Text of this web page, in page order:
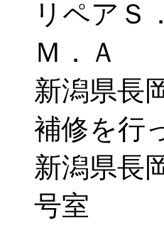
新潟県長
補修を行
新潟県長
号室